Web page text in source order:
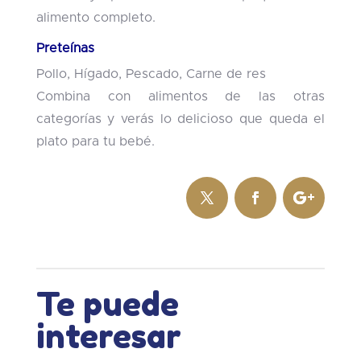
alimento completo.
Preteínas
Pollo, Hígado, Pescado, Carne de res
Combina con alimentos de las otras
categorías y verás lo delicioso que queda el
plato para tu bebé.
Te puede
interesar